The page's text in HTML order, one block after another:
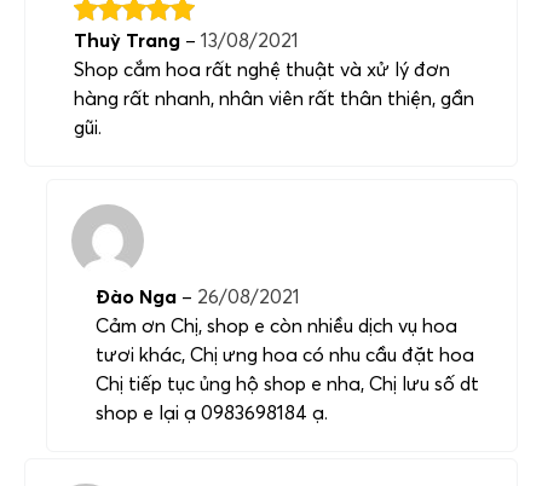
Thuỳ Trang – 13/08/2021
Shop cắm hoa rất nghệ thuật và xử lý đơn
hàng rất nhanh, nhân viên rất thân thiện, gần
gũi.
Đào Nga – 26/08/2021
Cảm ơn Chị, shop e còn nhiều dịch vụ hoa
tươi khác, Chị ưng hoa có nhu cầu đặt hoa
Chị tiếp tục ủng hộ shop e nha, Chị lưu số dt
shop e lại ạ 0983698184 ạ.